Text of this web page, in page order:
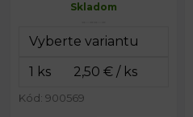
Skladom
Kód: 900569